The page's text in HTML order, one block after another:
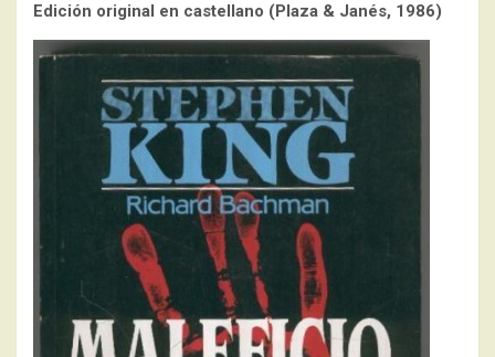
Edición original en castellano (Plaza & Janés, 1986)